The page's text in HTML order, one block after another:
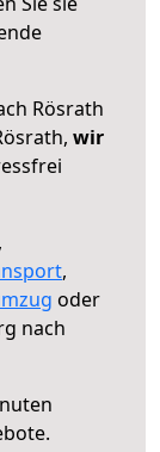
Rösrath
wir
,
,
oder
nach